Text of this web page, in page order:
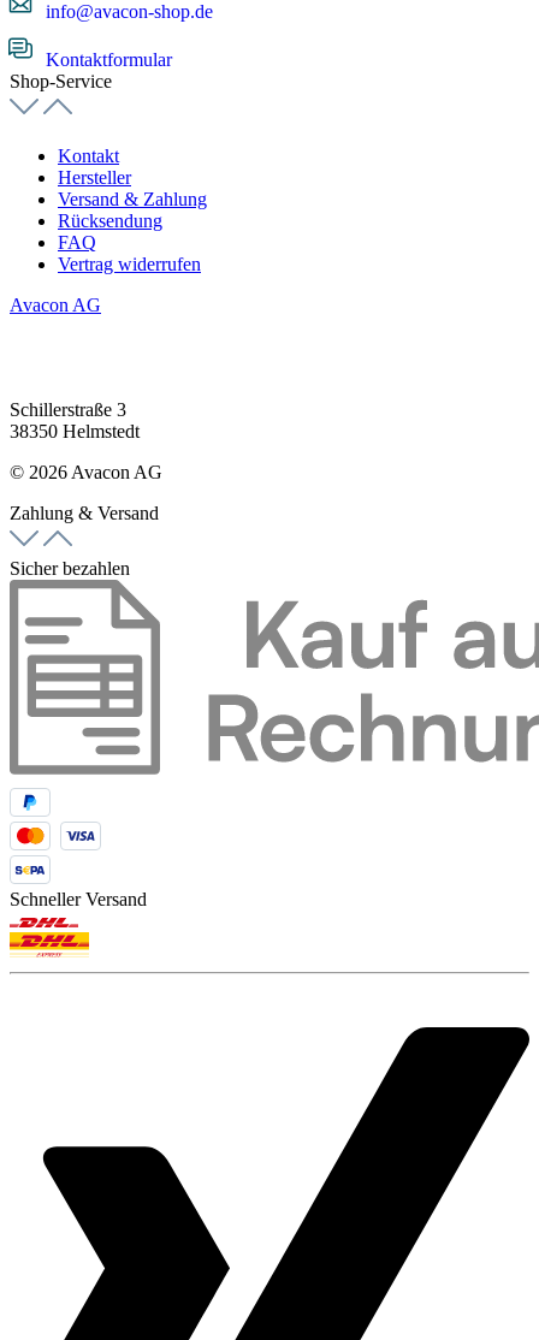
info@avacon-shop.de
Kontaktformular
Shop-Service
Kontakt
Hersteller
Versand & Zahlung
Rücksendung
FAQ
Vertrag widerrufen
Avacon AG
Schillerstraße 3
38350 Helmstedt
© 2026 Avacon AG
Zahlung & Versand
Sicher bezahlen
Schneller Versand